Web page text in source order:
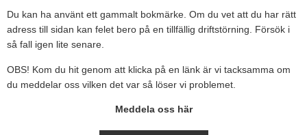
TK Trailer
Volvo Penta Servicedelar
Yanmar Servicedelar
Du kan ha använt ett gammalt bokmärke. Om du vet att du har rätt
adress till sidan kan felet bero på en tillfällig driftstörning. Försök i
så fall igen lite senare.
OBS! Kom du hit genom att klicka på en länk är vi tacksamma om
du meddelar oss vilken det var så löser vi problemet.
Meddela oss här